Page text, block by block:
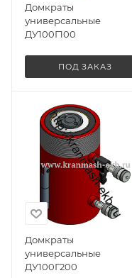
Домкраты
универсальные
ДУ100Г100
ПОД ЗАКАЗ
Домкраты
универсальные
ДУ100Г200